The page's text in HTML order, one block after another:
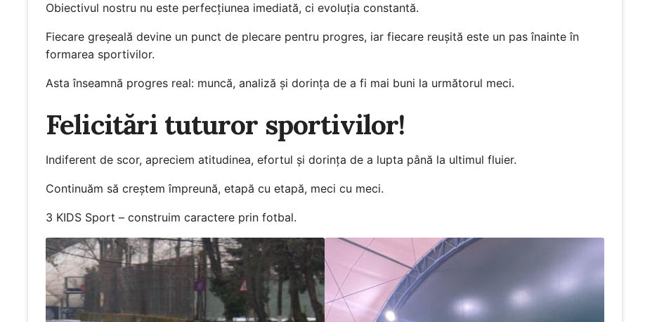
Obiectivul nostru nu este perfecțiunea imediată, ci evoluția constantă.
Fiecare greșeală devine un punct de plecare pentru progres, iar fiecare reușită este un pas înainte în
formarea sportivilor.
Asta înseamnă progres real: muncă, analiză și dorința de a fi mai buni la următorul meci.
Felicitări tuturor sportivilor!
Indiferent de scor, apreciem atitudinea, efortul și dorința de a lupta până la ultimul fluier.
Continuăm să creștem împreună, etapă cu etapă, meci cu meci.
3 KIDS Sport – construim caractere prin fotbal.